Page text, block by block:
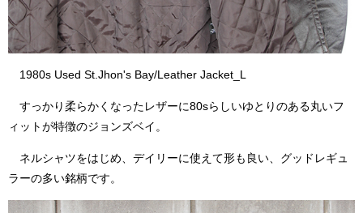
1980s Used St.Jhon's Bay/Leather Jacket_L
すっかり柔らかくなったレザーに80sらしいゆとりのある丸いフ
ィットが特徴のジョンズベイ。
ネルシャツをはじめ、デイリーに使えて形も良い、グッドレギュ
ラーの多い銘柄です。